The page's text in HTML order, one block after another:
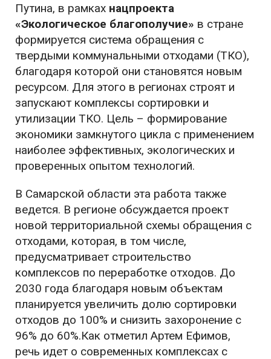
Путина, в рамках нацпроекта
«Экологическое благополучие» в стране
формируется система обращения с
твердыми коммунальными отходами (ТКО),
благодаря которой они становятся новым
ресурсом. Для этого в регионах строят и
запускают комплексы сортировки и
утилизации ТКО. Цель – формирование
экономики замкнутого цикла с применением
наиболее эффективных, экологических и
проверенных опытом технологий.
В Самарской области эта работа также
ведется. В регионе обсуждается проект
новой территориальной схемы обращения с
отходами, которая, в том числе,
предусматривает строительство
комплексов по переработке отходов. До
2030 года благодаря новым объектам
планируется увеличить долю сортировки
отходов до 100% и снизить захоронение с
96% до 60%.Как отметил Артем Ефимов,
речь идет о современных комплексах с